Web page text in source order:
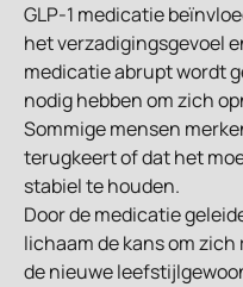
GLP-1 medicatie
het verzadigingsgevoel
medicatie abrupt wordt
nodig hebben om zich
Sommige mensen
terugkeert of dat het
stabiel te houden.
Door de medicatie
lichaam de kans om
de nieuwe